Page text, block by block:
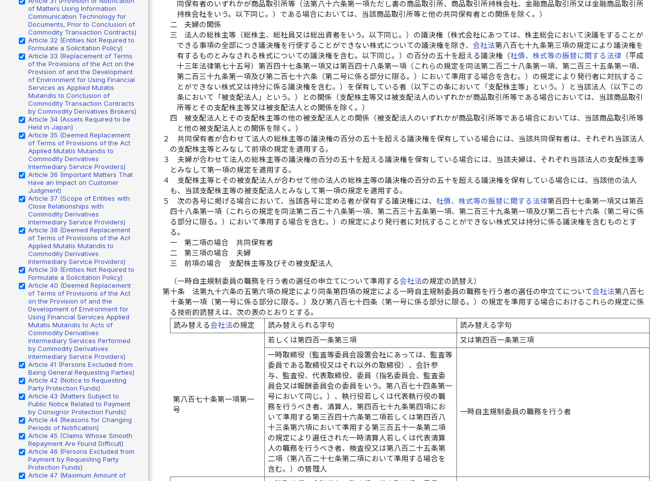
of Matters Using Information
Communication Technology for
Documents, Prior to Conclusion of
Commodity Transaction Contracts)
Article 32 (Entities Not Required to
Formulate a Solicitation Policy)
Article 33 (Replacement of Terms
of the Provisions of the Act on the
Provision of and the Development
of Environment for Using Financial
Services as Applied Mutatis
Mutandis to Conclusion of
Commodity Transaction Contracts
by Commodity Derivatives Brokers)
Article 34 (Assets Required to be
Held in Japan)
Article 35 (Deemed Replacement
of Terms of Provisions of the Act
Applied Mutatis Mutandis to
Commodity Derivatives
Intermediary Service Providers)
Article 36 (Important Matters That
Have an Impact on Customer
Judgment)
Article 37 (Scope of Entities with
Close Relationships with
Commodity Derivatives
Intermediary Service Providers)
Article 38 (Deemed Replacement
of Terms of Provisions of the Act
Applied Mutatis Mutandis to
Commodity Derivatives
Intermediary Service Providers)
Article 39 (Entities Not Required to
Formulate a Solicitation Policy)
Article 40 (Deemed Replacement
of Terms of Provisions of the Act
on the Provision of and the
Development of Environment for
Using Financial Services Applied
Mutatis Mutandis to Acts of
Commodity Derivatives
Intermediary Services Performed
by Commodity Derivatives
Intermediary Service Providers)
Article 41 (Persons Excluded from
Being General Requesting Parties)
Article 42 (Notice to Requesting
Party Protection Funds)
Article 43 (Matters Subject to
Public Notice Related to Payment
by Consignor Protection Funds)
Article 44 (Reasons for Changing
Periods of Notification)
Article 45 (Claims Whose Smooth
Repayment Are Found Difficult)
Article 46 (Persons Excluded from
Payment by Requesting Party
Protection Funds)
Article 47 (Maximum Amount of
同保有者のいずれかが商品取引所等（法第八十六条第一項ただし書の商品取引所、商品取引所持株会社、金融商品取引所又は金融商品取引所
持株会社をいう。以下同じ。）である場合においては、当該商品取引所等と他の共同保有者との関係を除く。）
二
夫婦の関係
三
法人の総株主等（総株主、総社員又は総出資者をいう。以下同じ。）の議決権（株式会社にあつては、株主総会において決議をすることが
できる事項の全部につき議決権を行使することができない株式についての議決権を除き、会社法第八百七十九条第三項の規定により議決権を
有するものとみなされる株式についての議決権を含む。以下同じ。）の百分の五十を超える議決権（社債、株式等の振替に関する法律 （平成
十三年法律第七十五号）第百四十七条第一項又は第百四十八条第一項（これらの規定を同法第二百二十八条第一項、第二百三十五条第一項、
第二百三十九条第一項及び第二百七十六条（第二号に係る部分に限る。）において準用する場合を含む。）の規定により発行者に対抗するこ
とができない株式又は持分に係る議決権を含む。）を保有している者（以下この条において「支配株主等」という。）と当該法人（以下この
条において「被支配法人」という。）との関係（支配株主等又は被支配法人のいずれかが商品取引所等である場合においては、当該商品取引
所等とその支配株主等又は被支配法人との関係を除く。）
四
被支配法人とその支配株主等の他の被支配法人との関係（被支配法人のいずれかが商品取引所等である場合においては、当該商品取引所等
と他の被支配法人との関係を除く。）
２
共同保有者が合わせて法人の総株主等の議決権の百分の五十を超える議決権を保有している場合には、当該共同保有者は、それぞれ当該法人
の支配株主等とみなして前項の規定を適用する。
３
夫婦が合わせて法人の総株主等の議決権の百分の五十を超える議決権を保有している場合には、当該夫婦は、それぞれ当該法人の支配株主等
とみなして第一項の規定を適用する。
４
支配株主等とその被支配法人が合わせて他の法人の総株主等の議決権の百分の五十を超える議決権を保有している場合には、当該他の法人
も、当該支配株主等の被支配法人とみなして第一項の規定を適用する。
５
次の各号に掲げる場合において、当該各号に定める者が保有する議決権には、 社債、株式等の振替に関する法律第百四十七条第一項又は第百
四十八条第一項（これらの規定を同法第二百二十八条第一項、第二百三十五条第一項、第二百三十九条第一項及び第二百七十六条（第二号に係
る部分に限る。）において準用する場合を含む。）の規定により発行者に対抗することができない株式又は持分に係る議決権を含むものとす
る。
一
第二項の場合 共同保有者
二
第三項の場合 夫婦
三
前項の場合 支配株主等及びその被支配法人
（一時自主規制委員の職務を行う者の選任の申立てについて準用する会社法の規定の読替え）
第十条
法第九十六条の五第六項の規定により同条第四項の規定による一時自主規制委員の職務を行う者の選任の申立てについて会社法第八百七
十条第一項（第一号に係る部分に限る。）及び第八百七十四条（第一号に係る部分に限る。）の規定を準用する場合におけるこれらの規定に係
る技術的読替えは、次の表のとおりとする。
読み替える会社法の規定 読み替えられる字句 読み替える字句
第八百七十条第一項第一
号
若しくは第四百一条第三項
又は第四百一条第三項
一時取締役（監査等委員会設置会社にあっては、監査等
委員である取締役又はそれ以外の取締役）、会計参
与、監査役、代表取締役、委員（指名委員会、監査委
員会又は報酬委員会の委員をいう。第八百七十四条第一
号において同じ。）、執行役若しくは代表執行役の職
務を行うべき者、清算人、第四百七十九条第四項にお
いて準用する第三百四十六条第二項若しくは第四百八
十三条第六項において準用する第三百五十一条第二項
の規定により選任された一時清算人若しくは代表清算
人の職務を行うべき者、検査役又は第八百二十五条第
二項（第八百二十七条第二項において準用する場合を
含む。）の管理人
一時自主規制委員の職務を行う者